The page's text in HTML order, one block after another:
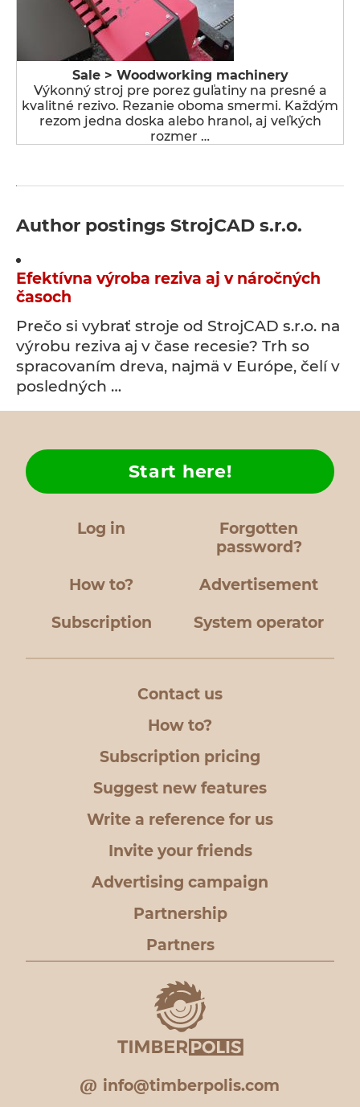
Sale > Woodworking machinery
Výkonný stroj pre porez guľatiny na presné a
kvalitné rezivo. Rezanie oboma smermi. Každým
rezom jedna doska alebo hranol, aj veľkých
rozmer …
Author postings StrojCAD s.r.o.
Efektívna výroba reziva aj v náročných
časoch
Prečo si vybrať stroje od StrojCAD s.r.o. na
výrobu reziva aj v čase recesie? Trh so
spracovaním dreva, najmä v Európe, čelí v
posledných …
Log in
Forgotten
password?
How to?
Start here!
Advertisement
Subscription System operator
Contact us
How to?
Subscription pricing
Suggest new features
Write a reference for us
Invite your friends
Advertising campaign
Partnership
Partners
info@timberpolis.com